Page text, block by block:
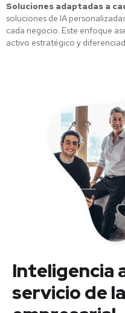
Soluciones adaptadas a
soluciones de IA
cada negocio. Este enfoque
activo estratégico y
Inteligencia
servicio de